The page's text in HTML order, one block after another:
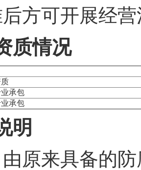
方可开展经
质情况
承包
承包
明
原来具备的